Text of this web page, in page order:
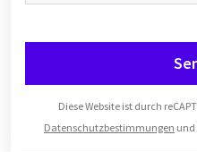
Diese Website ist durch
Datenschutzbestimmungen und